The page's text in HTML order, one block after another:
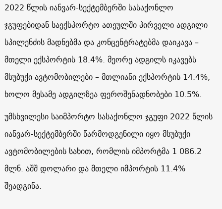
2022 წლის იანვარ-სექტემბერში სასაქონლო
ჯგუფებიდან საექსპორტო ათეულში პირველი ადგილი
სპილენძის მადნებმა და კონცენტრატებმა დაიკავა –
მთელი ექსპორტის 18.4%. მეორე ადგილს იკავებს
მსუბუქი ავტომობილები – მთლიანი ექსპორტის 14.4%,
ხოლო მესამე ადგილზეა ფეროშენადნობები 10.5%.
უმსხვილესი საიმპორტო სასაქონლო ჯგუფი 2022 წლის
იანვარ-სექტემბერში წარმოდგენილი იყო მსუბუქი
ავტომობილების სახით, რომლის იმპორტმა 1 086.2
მლნ. აშშ დოლარი და მთელი იმპორტის 11.4%
შეადგინა.